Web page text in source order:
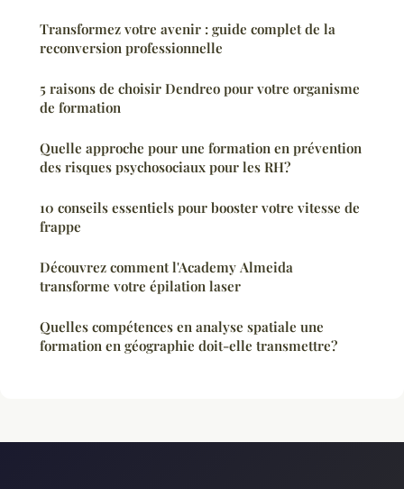
Transformez votre avenir : guide complet de la
reconversion professionnelle
5 raisons de choisir Dendreo pour votre organisme
de formation
Quelle approche pour une formation en prévention
des risques psychosociaux pour les RH?
10 conseils essentiels pour booster votre vitesse de
frappe
Découvrez comment l'Academy Almeida
transforme votre épilation laser
Quelles compétences en analyse spatiale une
formation en géographie doit-elle transmettre?